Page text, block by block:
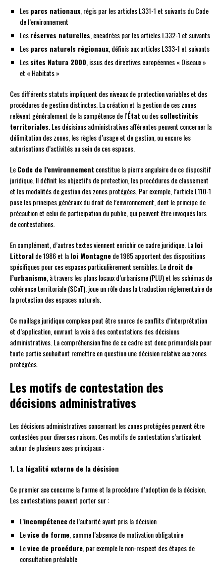
Lesparcs nationaux , régis par les articles L331-1 et suivants du Code
de l’environnement
Lesréserves naturelles , encadrées par les articles L332-1 et suivants
Lesparcs naturels régionaux , définis aux articles L333-1 et suivants
Lessites Natura 2000 , issus des directives européennes « Oiseaux »
et « Habitats »
Ces différents statuts impliquent des niveaux de protection variables et des
procédures de gestion distinctes. La création et la gestion de ces zones
relèvent généralement de la compétence de l’État ou descollectivités
territoriales . Les décisions administratives afférentes peuvent concerner la
délimitation des zones, les règles d’usage et de gestion, ou encore les
autorisations d’activités au sein de ces espaces.
LeCode de l’environnement constitue la pierre angulaire de ce dispositif
juridique. Il définit les objectifs de protection, les procédures de classement
et les modalités de gestion des zones protégées. Par exemple, l’article L110-1
pose les principes généraux du droit de l’environnement, dont le principe de
précaution et celui de participation du public, qui peuvent être invoqués lors
de contestations.
En complément, d’autres textes viennent enrichir ce cadre juridique. Laloi
Littoralde 1986 et laloi Montagnede 1985 apportent des dispositions
spécifiques pour ces espaces particulièrement sensibles. Ledroit de
l’urbanisme , à travers les plans locaux d’urbanisme (PLU) et les schémas de
cohérence territoriale (SCoT), joue un rôle dans la traduction réglementaire de
la protection des espaces naturels.
Ce maillage juridique complexe peut être source de conflits d’interprétation
et d’application, ouvrant la voie à des contestations des décisions
administratives. La compréhension fine de ce cadre est donc primordiale pour
toute partie souhaitant remettre en question une décision relative aux zones
protégées.
Les motifs de contestation des
décisions administratives
Les décisions administratives concernant les zones protégées peuvent être
contestées pour diverses raisons. Ces motifs de contestation s’articulent
autour de plusieurs axes principaux :
1. La légalité externe de la décision
Ce premier axe concerne la forme et la procédure d’adoption de la décision.
Les contestations peuvent porter sur :
L’incompétencede l’autorité ayant pris la décision
Levice de forme , comme l’absence de motivation obligatoire
Levice de procédure , par exemple le non-respect des étapes de
consultation préalable